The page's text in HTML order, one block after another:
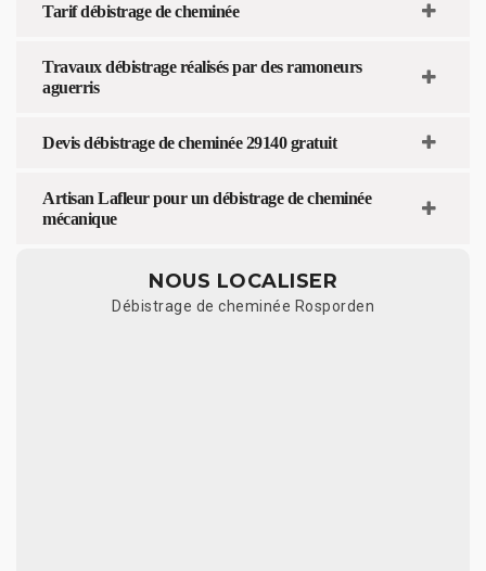
Tarif débistrage de cheminée
Travaux débistrage réalisés par des ramoneurs
aguerris
Devis débistrage de cheminée 29140 gratuit
Artisan Lafleur pour un débistrage de cheminée
mécanique
NOUS LOCALISER
Débistrage de cheminée Rosporden